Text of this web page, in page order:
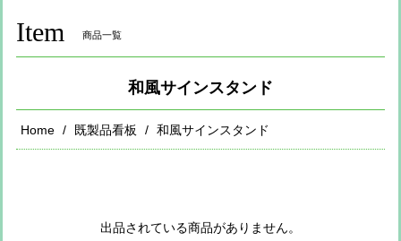
Item 商品一覧
和風サインスタンド
Home 既製品看板 和風サインスタンド
出品されている商品がありません。